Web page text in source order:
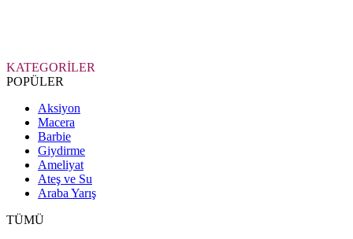
KATEGORİLER
POPÜLER
Aksiyon
Macera
Barbie
Giydirme
Ameliyat
Ateş ve Su
Araba Yarış
TÜMÜ